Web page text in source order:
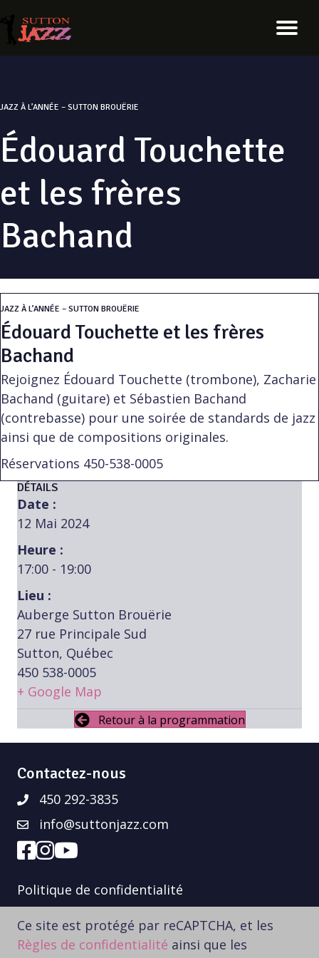
JAZZ À L’ANNÉE – SUTTON BROUËRIE
Édouard Touchette
et les frères
Bachand
JAZZ À L’ANNÉE – SUTTON BROUËRIE
Édouard Touchette et les frères
Bachand
Rejoignez Édouard Touchette (trombone), Zacharie
Bachand (guitare) et Sébastien Bachand
(contrebasse) pour une soirée de standards de jazz
ainsi que de compositions originales.
Réservations 450-538-0005
DÉTAILS
Date :
12 Mai 2024
Heure :
17:00 - 19:00
Lieu :
Auberge Sutton Brouërie
27 rue Principale Sud
Sutton, Québec
450 538-0005
+ Google Map
Retour à la programmation
Contactez-nous
450 292-3835
info@suttonjazz.com
Politique de confidentialité
Ce site est protégé par reCAPTCHA, et les
Règles de confidentialité ainsi que les